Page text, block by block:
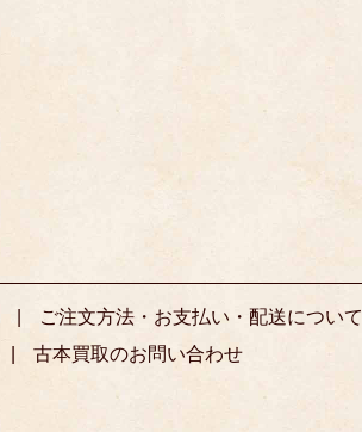
ご注文方法・お支払い・配送について
古本買取のお問い合わせ